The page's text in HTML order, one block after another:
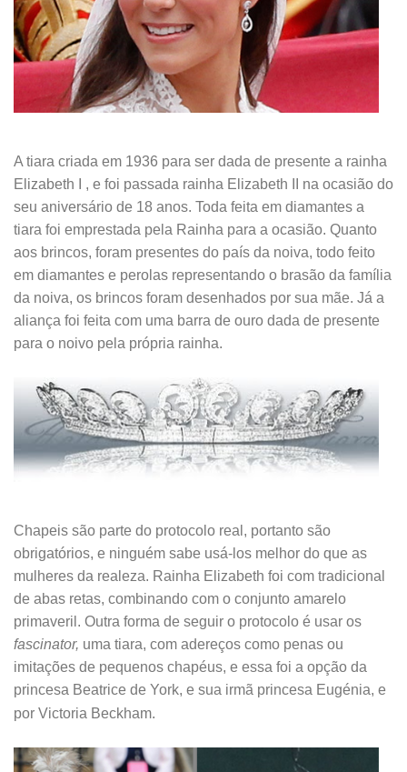
A tiara criada em 1936 para ser dada de presente a rainha
Elizabeth I , e foi passada rainha Elizabeth II na ocasião do
seu aniversário de 18 anos. Toda feita em diamantes a
tiara foi emprestada pela Rainha para a ocasião. Quanto
aos brincos, foram presentes do país da noiva, todo feito
em diamantes e perolas representando o brasão da família
da noiva, os brincos foram desenhados por sua mãe. Já a
aliança foi feita com uma barra de ouro dada de presente
para o noivo pela própria rainha.
Chapeis são parte do protocolo real, portanto são
obrigatórios, e ninguém sabe usá-los melhor do que as
mulheres da realeza. Rainha Elizabeth foi com tradicional
de abas retas, combinando com o conjunto amarelo
primaveril. Outra forma de seguir o protocolo é usar os
fascinator, uma tiara, com adereços como penas ou
imitações de pequenos chapéus, e essa foi a opção da
princesa Beatrice de York, e sua irmã princesa Eugénia, e
por Victoria Beckham.